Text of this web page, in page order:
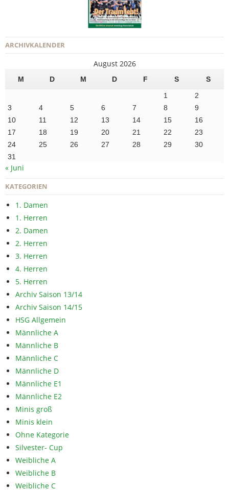
ARCHIVKALENDER
August 2026
M D M D F S
S
1
2
3
4 5 6 7 8
9
10
11 12 13 14 15
16
17
18 19 20 21 22
23
24
25 26 27 28 29
30
31
« Juni
KATEGORIEN
1. Damen
1. Herren
2. Damen
2. Herren
3. Herren
4. Herren
5. Herren
Archiv Saison 13/14
Archiv Saison 14/15
HSG Allgemein
Männliche A
Männliche B
Männliche C
Männliche D
Männliche E1
Männliche E2
Minis groß
Minis klein
Ohne Kategorie
Silvester- Cup
Weibliche A
Weibliche B
Weibliche C